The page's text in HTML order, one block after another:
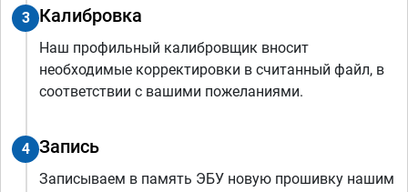
3 Калибровка
Наш профильный калибровщик вносит
необходимые корректировки в считанный файл, в
соответствии с вашими пожеланиями.
4 Запись
Записываем в память ЭБУ новую прошивку нашим